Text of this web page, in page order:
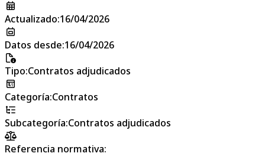
Actualizado:16/04/2026
Datos desde:16/04/2026
Tipo:Contratos adjudicados
Categoría:Contratos
Subcategoría:Contratos adjudicados
Referencia normativa: